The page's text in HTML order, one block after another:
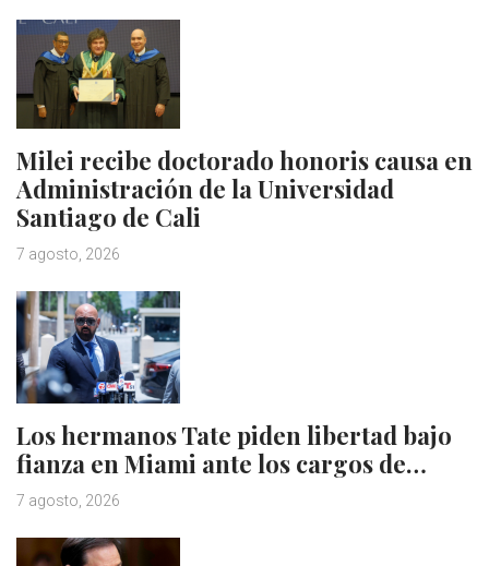
Milei recibe doctorado honoris causa en
Administración de la Universidad
Santiago de Cali
7 agosto, 2026
Los hermanos Tate piden libertad bajo
fianza en Miami ante los cargos de…
7 agosto, 2026